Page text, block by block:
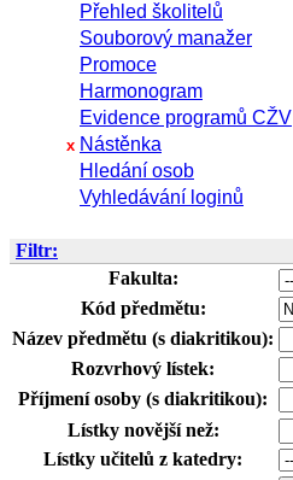
Přehled školitelů
Souborový manažer
Promoce
Harmonogram
Evidence programů CŽV
x Nástěnka
Hledání osob
Vyhledávání loginů
Filtr:
Fakulta:
Kód předmětu:
Název předmětu (s diakritikou):
Rozvrhový lístek:
Příjmení osoby (s diakritikou):
Lístky novější než:
Lístky učitelů z katedry: